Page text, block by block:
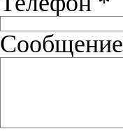
Сообщение